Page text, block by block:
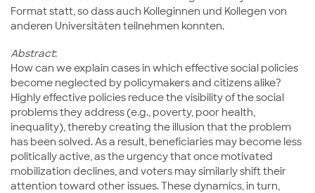
Format statt, so dass auch Kolleginnen und Kollegen von
anderen Universitäten teilnehmen konnten.
Abstract:
How can we explain cases in which effective social policies
become neglected by policymakers and citizens alike?
Highly effective policies reduce the visibility of the social
problems they address (e.g., poverty, poor health,
inequality), thereby creating the illusion that the problem
has been solved. As a result, beneficiaries may become less
politically active, as the urgency that once motivated
mobilization declines, and voters may similarly shift their
attention toward other issues. These dynamics, in turn,